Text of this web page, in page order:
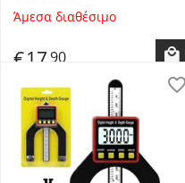
Κατανάλωσης kWh
Ισχύος Τάσης Ρεύματος
Συχνότητας Συντελεστή
Ισχύος 220V 80A
DDS6619-526L - Digital
Powe...
Άμεσα διαθέσιμο
€1790